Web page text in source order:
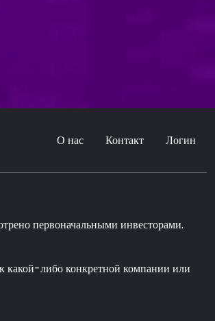
О нас Контакт Логин
первоначальными инвесторами.
какой-либо конкретной компании или